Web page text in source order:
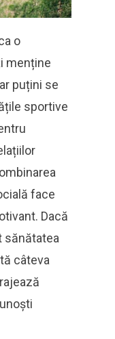
o
menține
puțini se
sportive
face
Dacă
sănătatea
câteva